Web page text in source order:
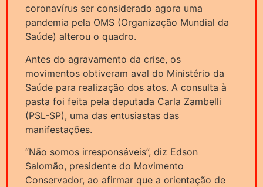
coronavírus ser considerado agora uma
pandemia pela OMS (Organização Mundial da
Saúde) alterou o quadro.
Antes do agravamento da crise, os
movimentos obtiveram aval do Ministério da
Saúde para realização dos atos. A consulta à
pasta foi feita pela deputada Carla Zambelli
(PSL-SP), uma das entusiastas das
manifestações.
“Não somos irresponsáveis”, diz Edson
Salomão, presidente do Movimento
Conservador, ao afirmar que a orientação de